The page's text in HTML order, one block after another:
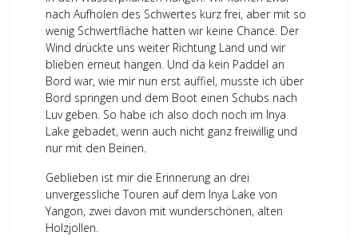
nach Aufholen des Schwertes kurz frei, aber mit so
wenig Schwertfläche hatten wir keine Chance. Der
Wind drückte uns weiter Richtung Land und wir
blieben erneut hängen. Und da kein Paddel an
Bord war, wie mir nun erst auffiel, musste ich über
Bord springen und dem Boot einen Schubs nach
Luv geben. So habe ich also doch noch im Inya
Lake gebadet, wenn auch nicht ganz freiwillig und
nur mit den Beinen.
Geblieben ist mir die Erinnerung an drei
unvergessliche Touren auf dem Inya Lake von
Yangon, zwei davon mit wunderschönen, alten
Holzjollen.